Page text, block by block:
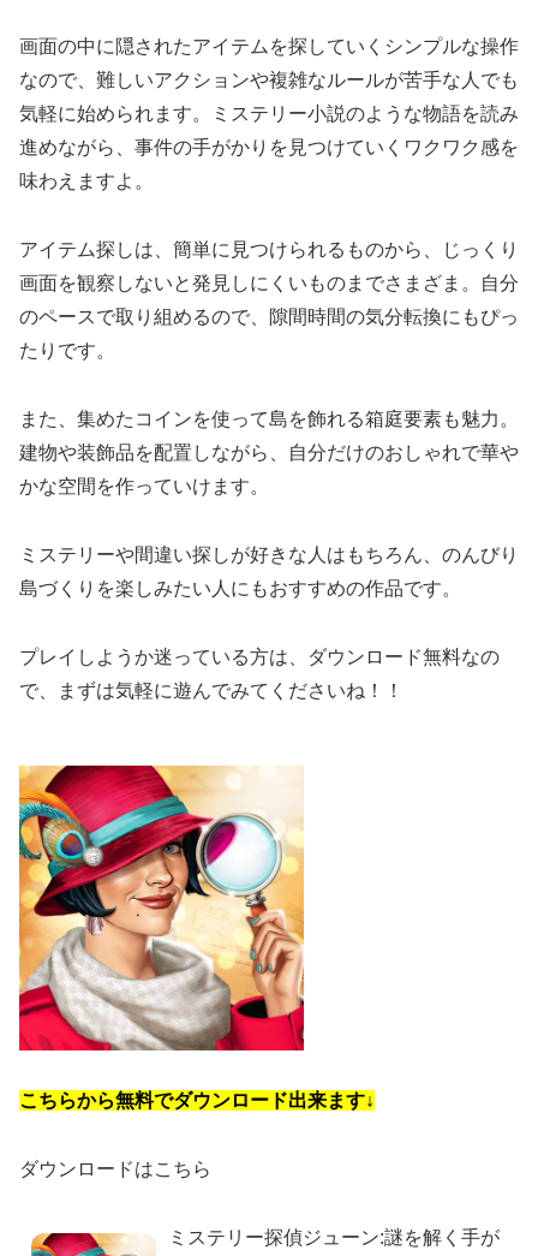
画面の中に隠されたアイテムを探していくシンプルな操作
なので、難しいアクションや複雑なルールが苦手な人でも
気軽に始められます。ミステリー小説のような物語を読み
進めながら、事件の手がかりを見つけていくワクワク感を
味わえますよ。
アイテム探しは、簡単に見つけられるものから、じっくり
画面を観察しないと発見しにくいものまでさまざま。自分
のペースで取り組めるので、隙間時間の気分転換にもぴっ
たりです。
また、集めたコインを使って島を飾れる箱庭要素も魅力。
建物や装飾品を配置しながら、自分だけのおしゃれで華や
かな空間を作っていけます。
ミステリーや間違い探しが好きな人はもちろん、のんびり
島づくりを楽しみたい人にもおすすめの作品です。
プレイしようか迷っている方は、ダウンロード無料なの
で、まずは気軽に遊んでみてくださいね！！
こちらから無料でダウンロード出来ます↓
ダウンロードはこちら
ミステリー探偵ジューン:謎を解く手が